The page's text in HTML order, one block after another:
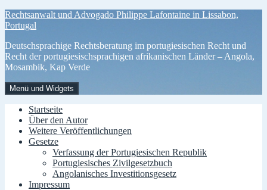
Zum
Inhalt
Rechtsanwalt und Advogado Philippe Lafontaine in Lissabon,
Portugal
Deutschsprachige Rechtsberatung im portugiesischen Recht und
Recht der portugiesischsprachigen afrikanischen Länder – Angola,
Mosambik, Kap Verde
Menü und Widgets
Startseite
Über den Autor
Weitere Veröffentlichungen
Gesetze
Verfassung der Portugiesischen Republik
Portugiesisches Zivilgesetzbuch
Angolanisches Investitionsgesetz
Impressum